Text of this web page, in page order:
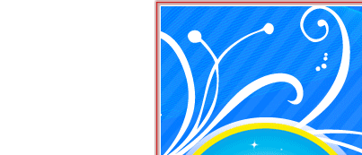
หน้าแรก ท่องเ